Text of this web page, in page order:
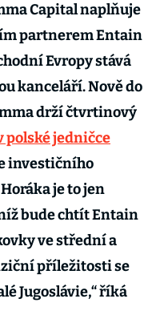
Capital naplňuje
partnerem Entain
Evropy stává
kanceláří. Nově do
drží čtvrtinový
polské jedničce
investičního
je to jen
bude chtít Entain
ve střední a
příležitosti se
Jugoslávie,“ říká